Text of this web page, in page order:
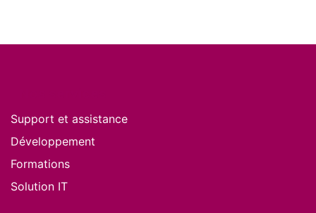
Support et assistance
Développement
Formations
Solution IT